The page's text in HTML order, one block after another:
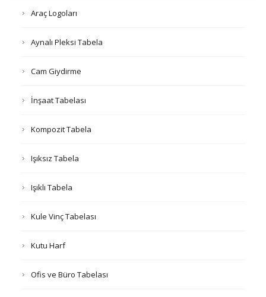
Araç Logoları
Aynalı Pleksi Tabela
Cam Giydirme
İnşaat Tabelası
Kompozit Tabela
Işıksız Tabela
Işıklı Tabela
Kule Vinç Tabelası
Kutu Harf
Ofis ve Büro Tabelası